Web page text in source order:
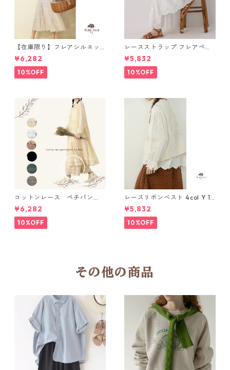
【在庫限り】フレアシルエッ
ト キャミワンピース 2col N
WP123
¥6,282
10%OFF
レースストラップ フレアペチ
パンツ Y 10925
¥5,832
10%OFF
コットンレース ペチパン
ツ 6 colors R2020131
¥6,282
10%OFF
レースリボンベスト 4col Y 111
15
¥5,832
10%OFF
その他の商品